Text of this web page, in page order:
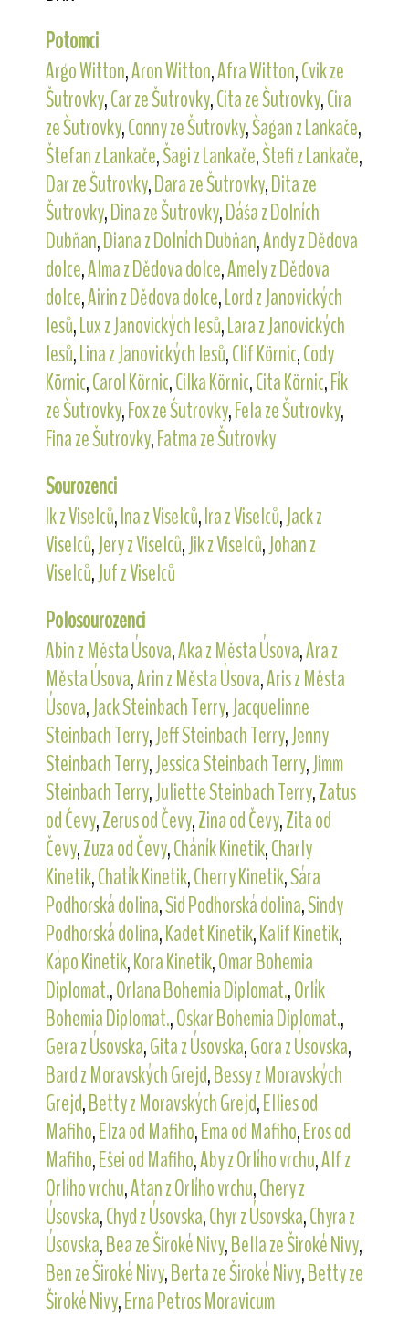
Potomci
Argo Witton,Aron Witton,Afra Witton,Cvik ze
Šutrovky,Car ze Šutrovky,Cita ze Šutrovky,Cira
ze Šutrovky,Conny ze Šutrovky,Šagan z Lankače,
Štefan z Lankače,Šagi z Lankače,Štefi z Lankače,
Dar ze Šutrovky,Dara ze Šutrovky,Dita ze
Šutrovky,Dina ze Šutrovky,Dáša z Dolních
Dubňan,Diana z Dolních Dubňan,Andy z Dědova
dolce,Alma z Dědova dolce,Amely z Dědova
dolce,Airin z Dědova dolce,Lord z Janovických
lesů,Lux z Janovických lesů,Lara z Janovických
lesů,Lina z Janovických lesů,Clif Körnic,Cody
Körnic,Carol Körnic,Cilka Körnic,Cita Körnic,Fík
ze Šutrovky,Fox ze Šutrovky,Fela ze Šutrovky,
Fina ze Šutrovky,Fatma ze Šutrovky
Sourozenci
Ik z Viselců,Ina z Viselců,Ira z Viselců,Jack z
Viselců,Jery z Viselců,Jik z Viselců,Johan z
Viselců,Juf z Viselců
Polosourozenci
Abin z Města Úsova,Aka z Města Úsova,Ara z
Města Úsova,Arin z Města Úsova,Aris z Města
Úsova,Jack Steinbach Terry,Jacquelinne
Steinbach Terry,Jeff Steinbach Terry,Jenny
Steinbach Terry,Jessica Steinbach Terry,Jimm
Steinbach Terry,Juliette Steinbach Terry,Zatus
od Čevy,Zerus od Čevy,Zina od Čevy,Zita od
Čevy,Zuza od Čevy,Cháník Kinetik,Charly
Kinetik,Chatík Kinetik,Cherry Kinetik,Sára
Podhorská dolina,Sid Podhorská dolina,Sindy
Podhorská dolina,Kadet Kinetik,Kalif Kinetik,
Kápo Kinetik,Kora Kinetik,Omar Bohemia
Diplomat.,Orlana Bohemia Diplomat.,Orlík
Bohemia Diplomat.,Oskar Bohemia Diplomat.,
Gera z Úsovska,Gita z Úsovska,Gora z Úsovska,
Bard z Moravských Grejd,Bessy z Moravských
Grejd,Betty z Moravských Grejd,Ellies od
Mafiho,Elza od Mafiho,Ema od Mafiho,Eros od
Mafiho,Ešei od Mafiho,Aby z Orlího vrchu,Alf z
Orlího vrchu,Atan z Orlího vrchu,Chery z
Úsovska,Chyd z Úsovska,Chyr z Úsovska,Chyra z
Úsovska,Bea ze Široké Nivy,Bella ze Široké Nivy,
Ben ze Široké Nivy,Berta ze Široké Nivy,Betty ze
Široké Nivy,Erna Petros Moravicum